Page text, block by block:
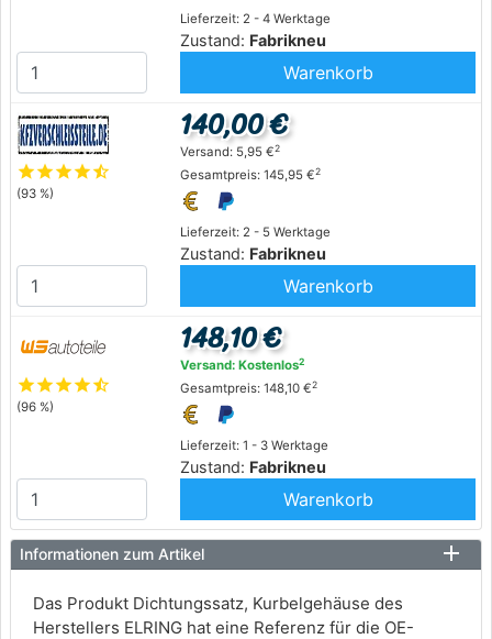
Lieferzeit: 2 - 4 Werktage
Zustand: Fabrikneu
Warenkorb
starstarstarstarstar_half
(93 %)
Lieferzeit: 2 - 5 Werktage
Zustand: Fabrikneu
140,00 €
Versand: 5,95 €2
Gesamtpreis: 145,95 €2
Warenkorb
starstarstarstarstar_half
(96 %)
Lieferzeit: 1 - 3 Werktage
Zustand: Fabrikneu
148,10 €
Versand: Kostenlos2
Gesamtpreis: 148,10 €2
Warenkorb
Informationen zum Artikel
Das Produkt Dichtungssatz, Kurbelgehäuse des
Herstellers ELRING hat eine Referenz für die OE-